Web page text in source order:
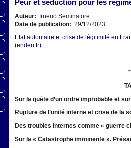
Peur et séduction pour les
Auteur: Irnerio Seminatore
Date de publication: 29/12/2023
Etat autoritaire et crise de légitimité en
(enderi.fr)
Sur la quête d’un ordre improbable et
Rupture de l’unité interne et crise de la
Des troubles internes comme « guerre
Sur la « Catastrophe imminente ».